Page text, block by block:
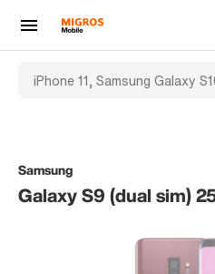
Samsung
Galaxy S9 (dual sim)